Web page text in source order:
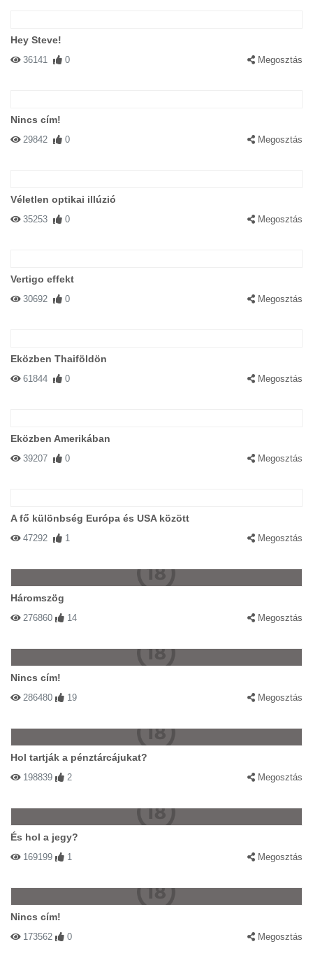
Hey Steve!
36141 0 Megosztás
Nincs cím!
29842 0 Megosztás
Véletlen optikai illúzió
35253 0 Megosztás
Vertigo effekt
30692 0 Megosztás
Eközben Thaiföldön
61844 0 Megosztás
Eközben Amerikában
39207 0 Megosztás
A fő különbség Európa és USA között
47292 1 Megosztás
Háromszög
276860 14 Megosztás
Nincs cím!
286480 19 Megosztás
Hol tartják a pénztárcájukat?
198839 2 Megosztás
És hol a jegy?
169199 1 Megosztás
Nincs cím!
173562 0 Megosztás